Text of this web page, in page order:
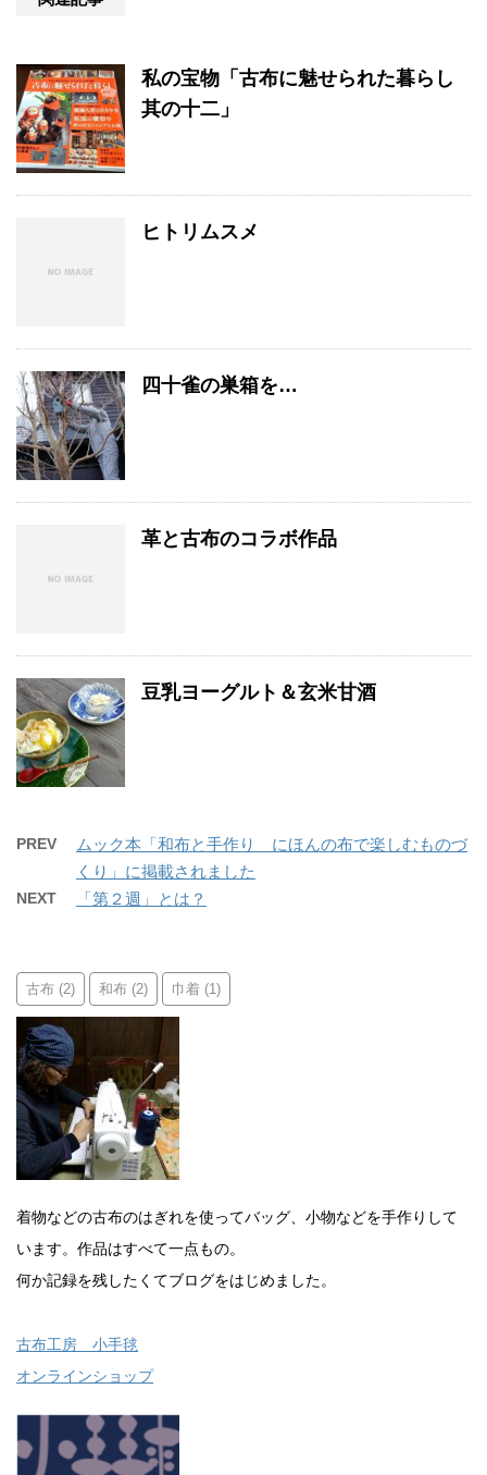
私の宝物「古布に魅せられた暮らし
其の十二」
ヒトリムスメ
四十雀の巣箱を…
革と古布のコラボ作品
豆乳ヨーグルト＆玄米甘酒
PREV
ムック本「和布と手作り にほんの布で楽しむものづ
くり」に掲載されました
NEXT 「第２週」とは？
古布 (2) 和布 (2) 巾着 (1)
着物などの古布のはぎれを使ってバッグ、小物などを手作りして
います。作品はすべて一点もの。
何か記録を残したくてブログをはじめました。
古布工房 小手毬
オンラインショップ